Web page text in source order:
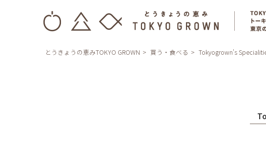
とうきょうの恵みTOKYO GROWN 買う・食べる Tokyogrown's